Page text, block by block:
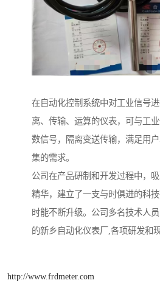
在自动化控制系统中对工业信号
离、传输、运算的仪表，可与工
数信号，隔离变送传输，满足用
集的需求。
公司在产品研制和开发过程中，
精华，建立了一支与时俱进的科
时能不断升级。公司多名技术人
的新乡自动化仪表厂,各项研发和
http://www.frdmeter.com